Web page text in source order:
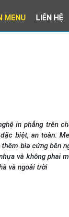
MENU LIÊN HỆ
in phẳng trên
biệt, an toàn.
bìa cứng bên
và không phai
và ngoài trời